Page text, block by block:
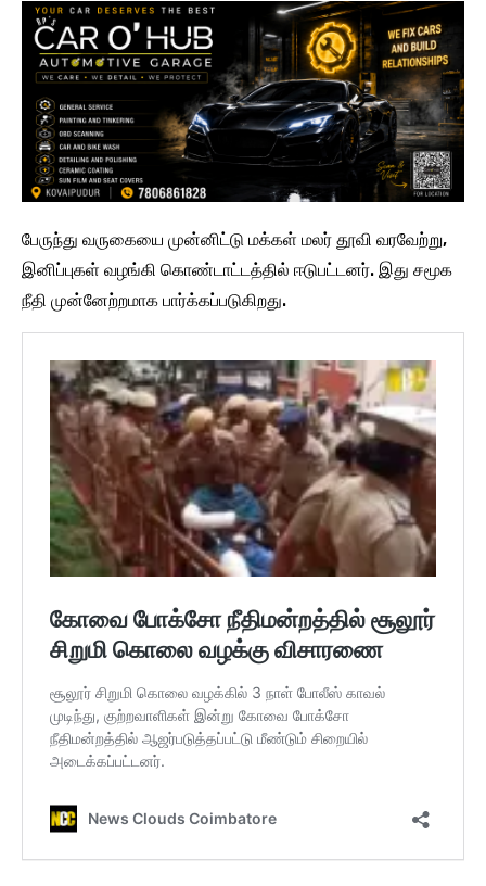
பேருந்து வருகையை முன்னிட்டு மக்கள் மலர் தூவி வரவேற்று,
இனிப்புகள் வழங்கி கொண்டாட்டத்தில் ஈடுபட்டனர். இது சமூக
நீதி முன்னேற்றமாக பார்க்கப்படுகிறது.